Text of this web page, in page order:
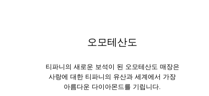
오모테산도
티파니의 새로운 보석이 된 오모테산도 매장은
사랑에 대한 티파니의 유산과 세계에서 가장
아름다운 다이아몬드를 기립니다.